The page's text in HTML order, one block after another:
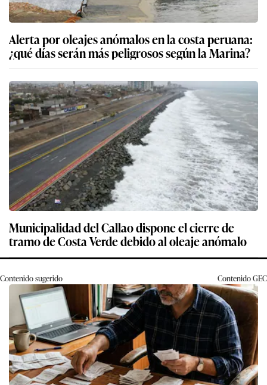
Alerta por oleajes anómalos en la costa peruana:
¿qué días serán más peligrosos según la Marina?
Municipalidad del Callao dispone el cierre de
tramo de Costa Verde debido al oleaje anómalo
Contenido sugerido ContenidoGEC